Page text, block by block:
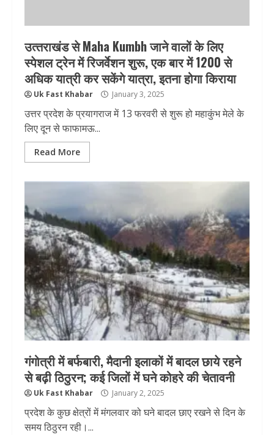
उत्‍तराखंड से Maha Kumbh जाने वालों के लिए
स्‍पेशल ट्रेन में रिजर्वेशन शुरू, एक बार में 1200 से
अधिक यात्री कर सकेंगे यात्रा, इतना होगा किराया
Uk Fast Khabar January 3, 2025
उत्तर प्रदेश के प्रयागराज में 13 फरवरी से शुरू हो महाकुंभ मेले के
लिए दून से फाफामऊ...
Read More
गंगोत्री में बर्फबारी, मैदानी इलाकों में बादल छाये रहने
से बढ़ी ठिठुरन; कई जिलों में घने कोहरे की चेतावनी
Uk Fast Khabar January 2, 2025
प्रदेश के कुछ क्षेत्रों में मंगलवार को घने बादल छाए रखने से दिन के
समय ठिठुरन रही।...